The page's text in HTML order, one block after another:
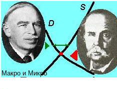
Макро и Микро